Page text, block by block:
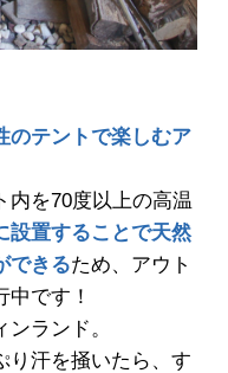
のテントで楽しむア
内を70度以上の高温
設置することで天然
できるため、アウト
中です！
ランド。
り汗を掻いたら、す